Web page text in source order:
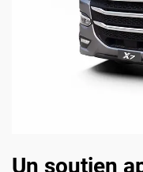
Un soutien